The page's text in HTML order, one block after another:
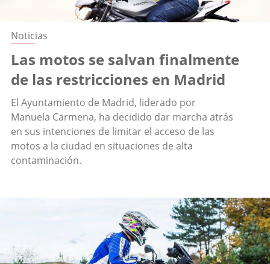
Noticias
Las motos se salvan finalmente
de las restricciones en Madrid
El Ayuntamiento de Madrid, liderado por
Manuela Carmena, ha decidido dar marcha atrás
en sus intenciones de limitar el acceso de las
motos a la ciudad en situaciones de alta
contaminación.